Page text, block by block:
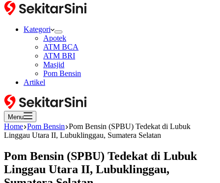
Kategori
Apotek
ATM BCA
ATM BRI
Masjid
Pom Bensin
Artikel
Menu
Home Pom Bensin Pom Bensin (SPBU) Tedekat di Lubuk
Linggau Utara II, Lubuklinggau, Sumatera Selatan
Pom Bensin (SPBU) Tedekat di Lubuk
Linggau Utara II, Lubuklinggau,